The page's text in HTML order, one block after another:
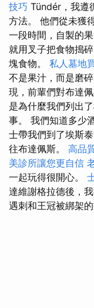
技巧 Tündér，我遵
方法。 他們從未獲
一段時間，自製的
就用叉子把食物搗
塊食物。 私人墓地
不是果汁，而是磨
現，前輩們對布達
是為什麼我們列出
事。 我們知道多少
士帶我們到了埃斯
往布達佩斯。 高品
美診所讓您更自信
一起玩得很開心。
達維謝格拉德後，
遇刺和王冠被綁架